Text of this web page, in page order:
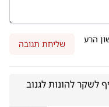
הרע
שליחת תגובה